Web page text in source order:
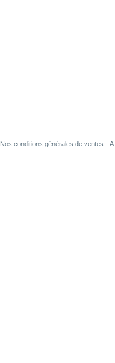
Nos conditions générales de ventes A